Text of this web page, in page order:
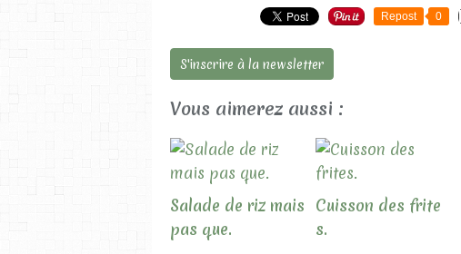
Repost 0
S'inscrire à la newsletter
Vous aimerez aussi :
Salade de riz mais
pas que.
Cuisson des frite
s.